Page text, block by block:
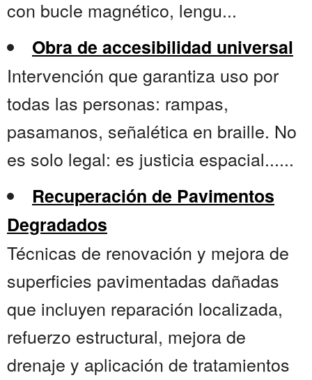
con bucle magnético, lengu...
Obra de accesibilidad universal
Intervención que garantiza uso por
todas las personas: rampas,
pasamanos, señalética en braille. No
es solo legal: es justicia espacial......
Recuperación de Pavimentos
Degradados
Técnicas de renovación y mejora de
superficies pavimentadas dañadas
que incluyen reparación localizada,
refuerzo estructural, mejora de
drenaje y aplicación de tratamientos